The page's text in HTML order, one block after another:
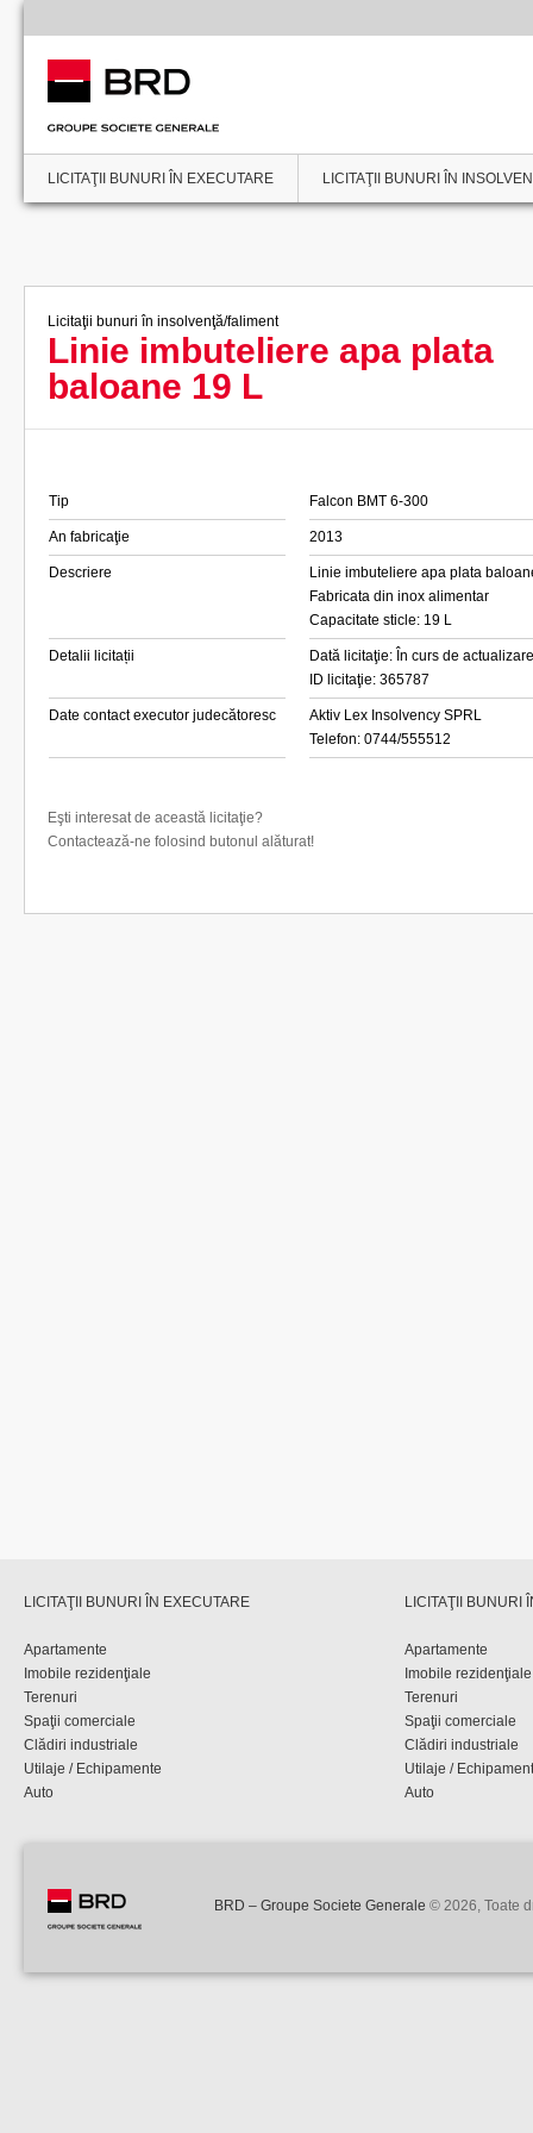
LICITAŢII BUNURI ÎN EXECUTARE LICITAŢII BUNURI ÎN
Licitaţii bunuri în insolvenţă/faliment
Linie imbuteliere apa plata
baloane 19 L
Tip Falcon BMT 6-300
An fabricaţie 2013
Descriere
Linie imbuteliere apa plata
Fabricata din inox alimentar
Capacitate sticle: 19 L
Detalii licitații
Dată licitaţie: În curs de actualizare
ID licitaţie: 365787
Date contact executor judecătoresc
Aktiv Lex Insolvency SPRL
Telefon: 0744/555512
Eşti interesat de această licitaţie?
Contactează-ne folosind butonul alăturat!
LICITAŢII BUNURI ÎN EXECUTARE
Apartamente
Imobile rezidenţiale
Terenuri
Spaţii comerciale
Clădiri industriale
Utilaje / Echipamente
Auto
LICITAŢII BUNURI
Apartamente
Imobile rezidenţiale
Terenuri
Spaţii comerciale
Clădiri industriale
Utilaje /
Auto
BRD – Groupe Societe Generale © 2026, Toate